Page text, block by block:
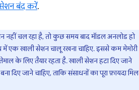
बंद करें.
नहीं चल रहा है, तो कुछ समय बाद मॉडल अनलोड हो
एक खाली सेशन चालू रखना चाहिए. इससे कम मेमोरी
के लिए तैयार रहता है. खाली सेशन हटा दिए जाने
दिए जाने चाहिए, ताकि संसाधनों का पूरा फ़ायदा मिल